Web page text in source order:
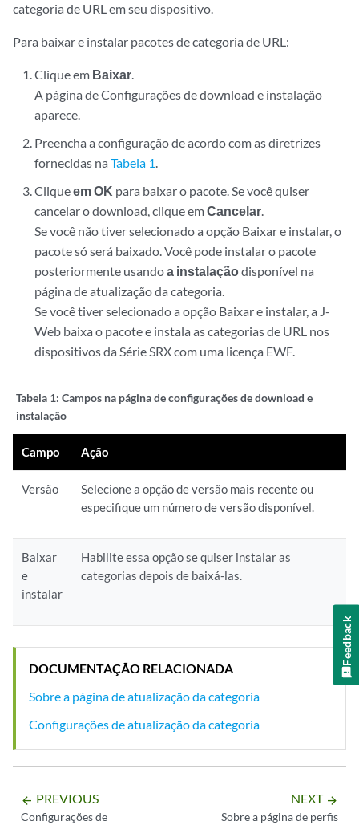
categoria de URL em seu dispositivo.
Para baixar e instalar pacotes de categoria de URL:
Clique em Baixar.
A página de Configurações de download e instalação
aparece.
Preencha a configuração de acordo com as diretrizes
fornecidas naTabela 1.
Cliqueem OK para baixar o pacote. Se você quiser
cancelar o download, clique emCancelar.
Se você não tiver selecionado a opção Baixar e instalar, o
pacote só será baixado. Você pode instalar o pacote
posteriormente usandoa instalaçãodisponível na
página de atualização da categoria.
Se você tiver selecionado a opção Baixar e instalar, a J-
Web baixa o pacote e instala as categorias de URL nos
dispositivos da Série SRX com uma licença EWF.
Tabela 1: Campos na página de configurações de download e
instalação
Campo Ação
Versão
Selecione a opção de versão mais recente ou
especifique um número de versão disponível.
Baixar
e
instalar
Habilite essa opção se quiser instalar as
categorias depois de baixá-las.
DOCUMENTAÇÃO RELACIONADA
Sobre a página de atualização da categoria
Configurações de atualização da categoria
arrow_backward PREVIOUS
Configurações de
NEXT arrow_forward
Sobre a página de perfis
Feedback